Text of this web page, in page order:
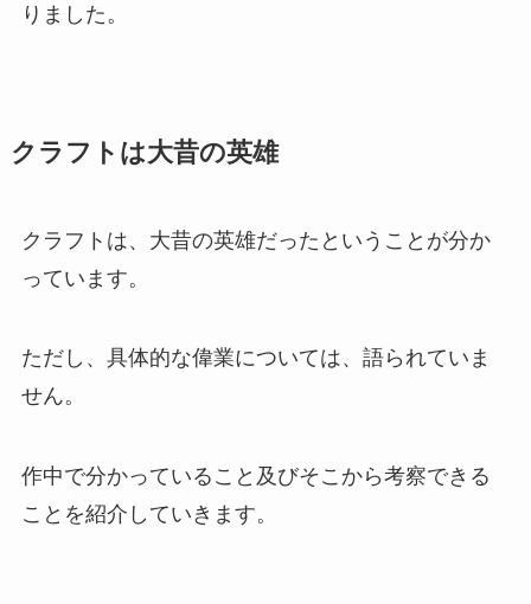
りました。
クラフトは大昔の英雄
クラフトは、大昔の英雄だったということが分か
っています。
ただし、具体的な偉業については、語られていま
せん。
作中で分かっていること及びそこから考察できる
ことを紹介していきます。